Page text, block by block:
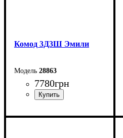
Комод 3Д3Ш Эмили
28863
7780грн
Ширина: 213,9 см